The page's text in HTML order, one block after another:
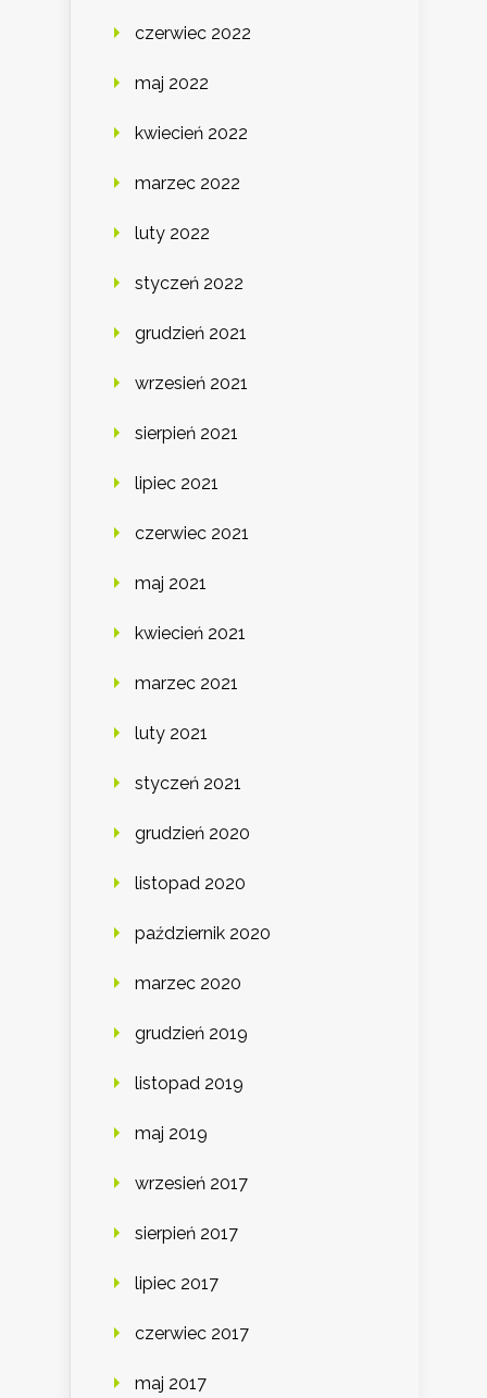
czerwiec 2022
maj 2022
kwiecień 2022
marzec 2022
luty 2022
styczeń 2022
grudzień 2021
wrzesień 2021
sierpień 2021
lipiec 2021
czerwiec 2021
maj 2021
kwiecień 2021
marzec 2021
luty 2021
styczeń 2021
grudzień 2020
listopad 2020
październik 2020
marzec 2020
grudzień 2019
listopad 2019
maj 2019
wrzesień 2017
sierpień 2017
lipiec 2017
czerwiec 2017
maj 2017